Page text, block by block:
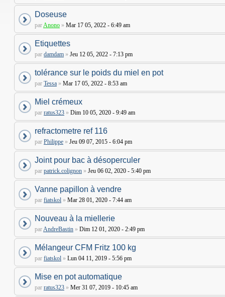
Doseuse
parAnono » Mar 17 05, 2022 - 6:49 am
Etiquettes
par damdam » Jeu 12 05, 2022 - 7:13 pm
tolérance sur le poids du miel en pot
par Tessa » Mar 17 05, 2022 - 8:53 am
Miel crémeux
par ratus323 » Dim 10 05, 2020 - 9:49 am
refractometre ref 116
par Philippe » Jeu 09 07, 2015 - 6:04 pm
Joint pour bac à désoperculer
par patrick.colignon » Jeu 06 02, 2020 - 5:40 pm
Vanne papillon à vendre
par fiatskol » Mar 28 01, 2020 - 7:44 am
Nouveau à la miellerie
parAndreBastin » Dim 12 01, 2020 - 2:49 pm
Mélangeur CFM Fritz 100 kg
par fiatskol » Lun 04 11, 2019 - 5:56 pm
Mise en pot automatique
par ratus323 » Mer 31 07, 2019 - 10:45 am